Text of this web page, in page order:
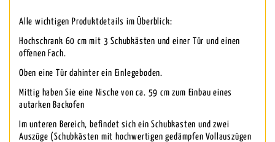
Alle wichtigen Produktdetails im Überblick:
Hochschrank 60 cm mit 3 Schubkästen und einer Tür und einen
offenen Fach.
Oben eine Tür dahinter ein Einlegeboden.
Mittig haben Sie eine Nische von ca. 59 cm zum Einbau eines
autarken Backofen
Im unteren Bereich, befindet sich ein Schubkasten und zwei
Auszüge (Schubkästen mit hochwertigen gedämpfen Vollauszügen